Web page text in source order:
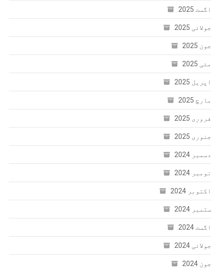
اگست 2025
جولائی 2025
جون 2025
مئی 2025
اپریل 2025
مارچ 2025
فروری 2025
جنوری 2025
دسمبر 2024
نومبر 2024
اکتوبر 2024
ستمبر 2024
اگست 2024
جولائی 2024
جون 2024